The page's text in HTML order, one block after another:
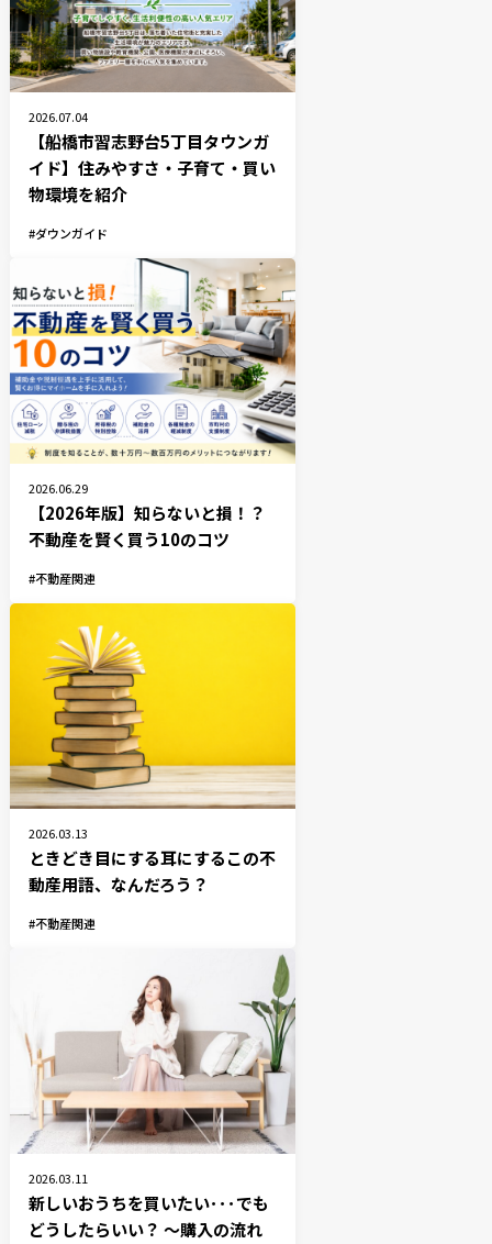
2026.07.04
【船橋市習志野台5丁目タウンガ
イド】住みやすさ・子育て・買い
物環境を紹介
ダウンガイド
2026.06.29
【2026年版】知らないと損！？
不動産を賢く買う10のコツ
不動産関連
2026.03.13
ときどき目にする耳にするこの不
動産用語、なんだろう？
不動産関連
2026.03.11
新しいおうちを買いたい･･･でも
どうしたらいい？ 〜購入の流れ